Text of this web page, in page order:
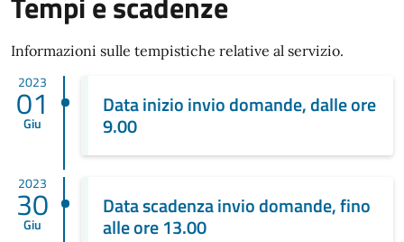
Informazioni sulle tempistiche relative al servizio.
2023
01
Giu
Data inizio invio domande, dalle ore
9.00
2023
30
Giu
Data scadenza invio domande, fino
alle ore 13.00